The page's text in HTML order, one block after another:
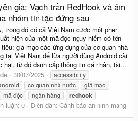
gia: Vạch trần RedHook và âm
nhóm tin tặc đứng sau
trong đó có cả Việt Nam được một phen
hiện của một mã độc nguy hiểm có tên
giả mạo các ứng dụng của cơ quan nhà
tại Việt Nam để lừa người dùng Android cài
hại, từ đó đánh cắp thông tin cá nhân, tài...
30/07/2025
accessibility
cơ quan nhà nước
giả mạo
mã độc ngân hàng redhook
luận: 0 Diễn đàn: Cảnh báo an ninh mạng